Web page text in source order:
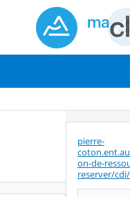
pierre-
on-de-
reserver/cdi/